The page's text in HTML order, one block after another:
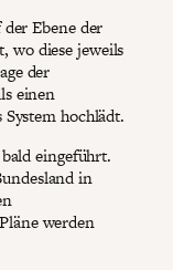
Ebene der
wo diese jeweils
der
einen
hochlädt.
eingeführt.
in
werden